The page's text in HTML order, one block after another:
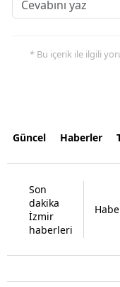
* Bu içerik ile ilgili
Güncel Haberler
Son
dakika
İzmir
haberleri